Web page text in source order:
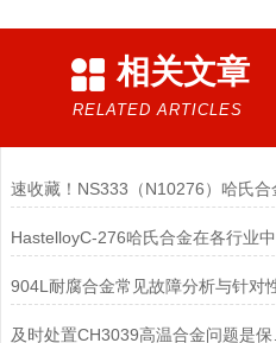
相关文章
RELATED ARTICLES